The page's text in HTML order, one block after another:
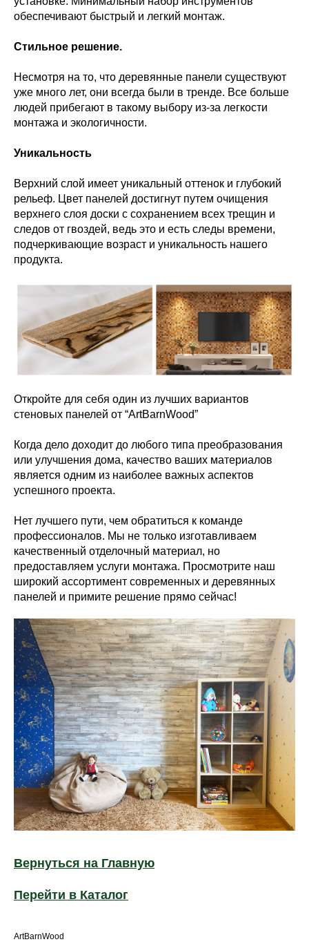
обеспечивают быстрый и легкий монтаж.
Стильное решение.
Несмотря на то, что деревянные панели существуют
уже много лет, они всегда были в тренде. Все больше
людей прибегают в такому выбору из-за легкости
монтажа и экологичности.
Уникальность
Верхний слой имеет уникальный оттенок и глубокий
рельеф. Цвет панелей достигнут путем очищения
верхнего слоя доски с сохранением всех трещин и
следов от гвоздей, ведь это и есть следы времени,
подчеркивающие возраст и уникальность нашего
продукта.
Откройте для себя один из лучших вариантов
стеновых панелей от “ArtBarnWood”
Когда дело доходит до любого типа преобразования
или улучшения дома, качество ваших материалов
является одним из наиболее важных аспектов
успешного проекта.
Нет лучшего пути, чем обратиться к команде
профессионалов. Мы не только изготавливаем
качественный отделочный материал, но
предоставляем услуги монтажа. Просмотрите наш
широкий ассортимент современных и деревянных
панелей и примите решение прямо сейчас!
Вернуться на Главную
Перейти в Каталог
ArtBarnWood